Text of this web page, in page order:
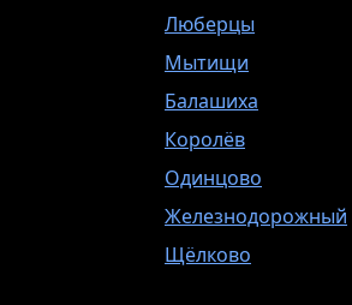
Люберцы
Мытищи
Балашиха
Королёв
Одинцово
Железнодорожный
Щёлково